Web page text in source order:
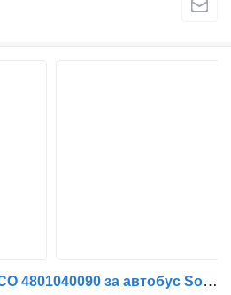
EBS модулатор WABCO 4801040090 за автобус Solaris Urbino, Alpino, Vacanza (1999-)